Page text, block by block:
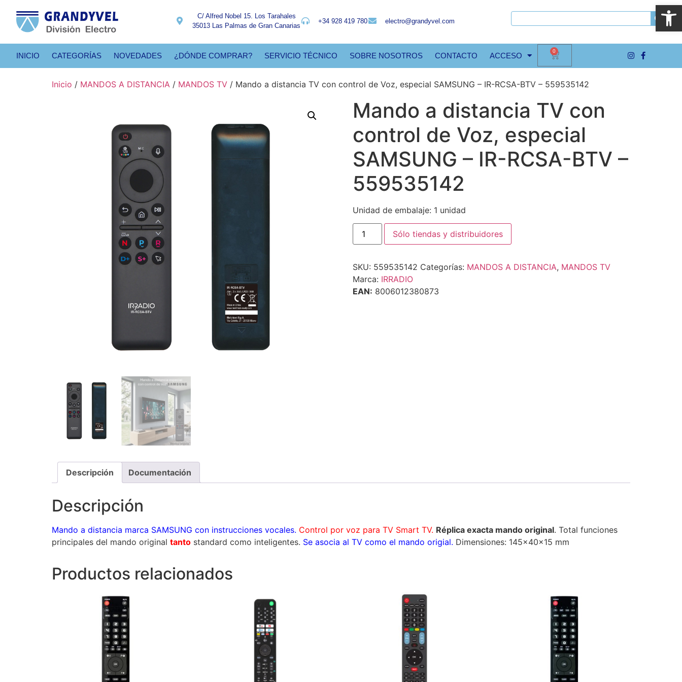
Abrir
C/ Alfred Nobel 15. Los Tarahales
35013 Las Palmas de Gran Canarias
+34 928 419 780 electro@grandyvel.com
INICIO CATEGORÍAS NOVEDADES ¿DÓNDE COMPRAR? SERVICIO TÉCNICO SOBRE NOSOTROS CONTACTO ACCESO
0
Inicio / MANDOS A DISTANCIA / MANDOS TV / Mando a distancia TV con control de Voz, especial SAMSUNG – IR-RCSA-BTV – 559535142
Mando a distancia TV con
control de Voz, especial
SAMSUNG – IR-RCSA-BTV –
559535142
Unidad de embalaje: 1 unidad
Sólo tiendas y distribuidores
SKU: 559535142 Categorías: MANDOS A DISTANCIA, MANDOS TV
Marca: IRRADIO
EAN: 8006012380873
Descripción Documentación
Descripción
Mando a distancia marca SAMSUNG con instrucciones vocales. Control por voz para TV Smart TV. Réplica exacta mando original. Total funciones
principales del mando original tanto standard como inteligentes. Se asocia al TV como el mando origial. Dimensiones: 145x40x15 mm
Productos relacionados